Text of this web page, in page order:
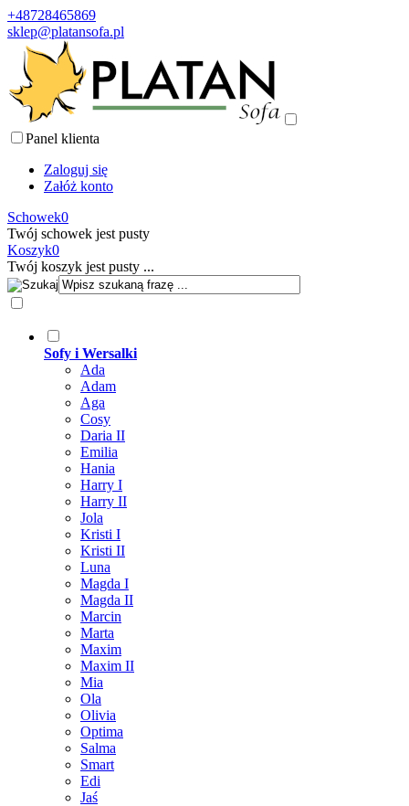
+48728465869
sklep@platansofa.pl
Panel klienta
Zaloguj się
Załóż konto
Schowek0
Twój schowek jest pusty
Koszyk0
Twój koszyk jest pusty ...
Sofy i Wersalki
Ada
Adam
Aga
Cosy
Daria II
Emilia
Hania
Harry I
Harry II
Jola
Kristi I
Kristi II
Luna
Magda I
Magda II
Marcin
Marta
Maxim
Maxim II
Mia
Ola
Olivia
Optima
Salma
Smart
Edi
Jaś